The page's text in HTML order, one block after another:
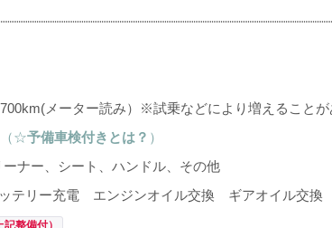
メーター読み）※試乗などにより増えることが
（☆予備車検付きとは？ ）
ー、シート、ハンドル、その他
テリー充電 エンジンオイル交換 ギアオイル交換